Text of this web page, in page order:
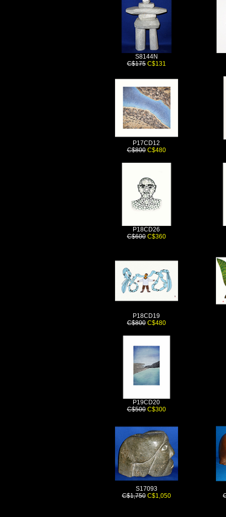
S8144N
C$175 C$131
P17CD12
C$800 C$480
P18CD26
C$600 C$360
P18CD19
C$800 C$480
P19CD20
C$500 C$300
S17093
C$1,750 C$1,050